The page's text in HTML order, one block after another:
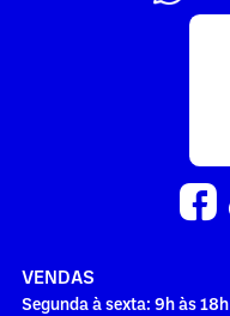
VENDAS
Segunda à sexta: 9h às 18h